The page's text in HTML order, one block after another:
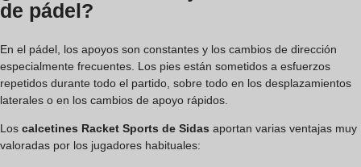
de pádel?
En el pádel, los apoyos son constantes y los cambios de dirección
especialmente frecuentes. Los pies están sometidos a esfuerzos
repetidos durante todo el partido, sobre todo en los desplazamientos
laterales o en los cambios de apoyo rápidos.
Los calcetines Racket Sports de Sidas aportan varias ventajas muy
valoradas por los jugadores habituales: